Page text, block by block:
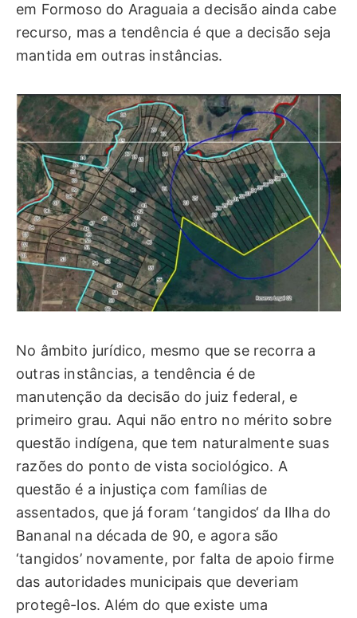
em Formoso do Araguaia a decisão ainda cabe
recurso, mas a tendência é que a decisão seja
mantida em outras instâncias.
No âmbito jurídico, mesmo que se recorra a
outras instâncias, a tendência é de
manutenção da decisão do juiz federal, e
primeiro grau. Aqui não entro no mérito sobre
questão indígena, que tem naturalmente suas
razões do ponto de vista sociológico. A
questão é a injustiça com famílias de
assentados, que já foram ‘tangidos‘ da Ilha do
Bananal na década de 90, e agora são
‘tangidos’ novamente, por falta de apoio firme
das autoridades municipais que deveriam
protegê-los. Além do que existe uma